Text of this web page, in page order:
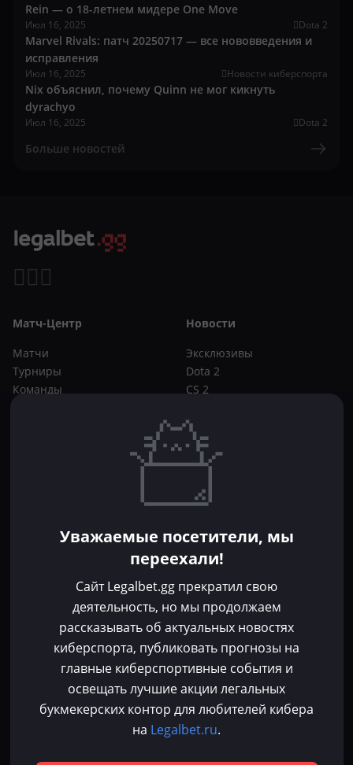
Rein — о 18-летнем мидере One Move
Июл 16, 2025 Dota 2
Marvel Rivals: патч 20250717 — все нововведения и
исправления
Июл 16, 2025 Новости киберспорта
Nix объяснил, почему Quinn не мог кикнуть
dyrachyo
Июл 16, 2025 Dota 2
Больше новостей
Матч-Центр
Матчи
Турниры
Команды
Новости
Эксклюзивы
Dota 2
CS 2
Букмекеры
CS 2
Фрибеты
Без депозита
Контакты
Пользовательское соглашение
Политика конфиденциальности
Политика в отношении файлов cookie
Согласие на обработку персональных данных
Зарегистрировано Федеральной службой по надзору в сфере связи,
Уважаемые посетители, мы
переехали!
Сайт Legalbet.gg прекратил свою
деятельность, но мы продолжаем
рассказывать об актуальных новостях
киберспорта, публиковать прогнозы на
главные киберспортивные события и
освещать лучшие акции легальных
букмекерских контор для любителей кибера
на Legalbet.ru.